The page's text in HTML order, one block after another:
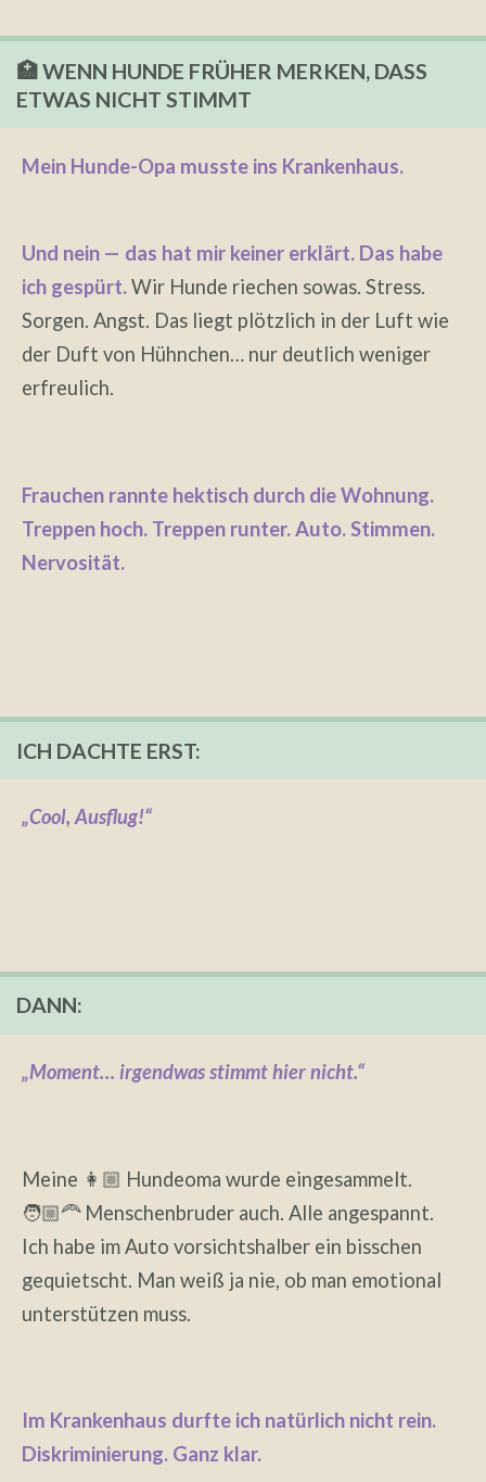
🏥 WENN HUNDE FRÜHER MERKEN, DASS
ETWAS NICHT STIMMT
Mein Hunde-Opa musste ins Krankenhaus.
Und nein — das hat mir keiner erklärt. Das habe
ich gespürt.Wir Hunde riechen sowas. Stress.
Sorgen. Angst. Das liegt plötzlich in der Luft wie
der Duft von Hühnchen… nur deutlich weniger
erfreulich.
Frauchen rannte hektisch durch die Wohnung.
Treppen hoch. Treppen runter. Auto. Stimmen.
Nervosität.
ICH DACHTE ERST:
„Cool, Ausflug!“
DANN:
„Moment… irgendwas stimmt hier nicht.“
Meine 👩🏼 Hundeoma wurde eingesammelt.
🧑🏼‍🦰 Menschenbruder auch. Alle angespannt.
Ich habe im Auto vorsichtshalber ein bisschen
gequietscht. Man weiß ja nie, ob man emotional
unterstützen muss.
Im Krankenhaus durfte ich natürlich nicht rein.
Diskriminierung. Ganz klar.